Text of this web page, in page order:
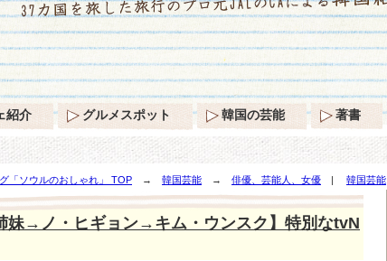
「ソウルのおしゃれ」 TOP → 韓国芸能 → 俳優、芸能人、女優 | 韓国芸能
なtvNコラボ！
妹→ノ・ヒギョン→キム・ウンスク】特別なtvN
紹介 グルメスポット 韓国の芸能 著書